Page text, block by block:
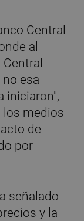
Central
al
esa
iniciaron",
los medios
de
por
señalado
y la